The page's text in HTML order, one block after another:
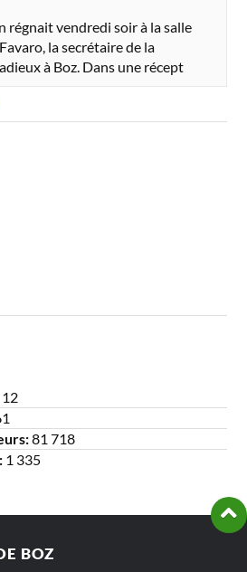
régnait vendredi soir à la salle
la secrétaire de la
à Boz. Dans une récept
12
81 718
1 335
BOZ